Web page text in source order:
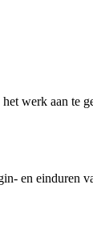
werk aan te
en einduren